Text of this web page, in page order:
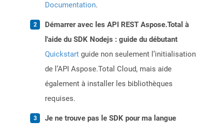
Documentation.
Démarrer avec les API REST Aspose.Total à
l'aide du SDK Nodejs : guide du débutant
Quickstart guide non seulement l’initialisation
de l’API Aspose.Total Cloud, mais aide
également à installer les bibliothèques
requises.
Je ne trouve pas le SDK pour ma langue